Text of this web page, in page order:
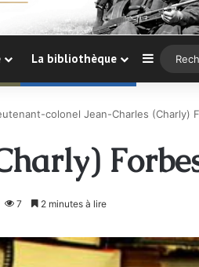
La bibliothèque
colonel Jean-Charles (Charly)
7 2 minutes à lire